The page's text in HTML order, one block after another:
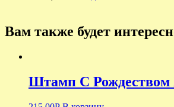
Вам также будет
Штамп С Рождеством